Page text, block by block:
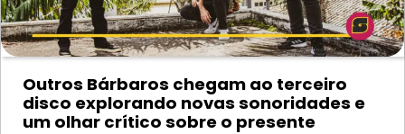
Outros Bárbaros chegam ao terceiro
disco explorando novas sonoridades e
um olhar crítico sobre o presente